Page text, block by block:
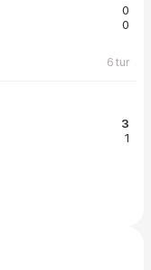
0
0
6 tur
3
1